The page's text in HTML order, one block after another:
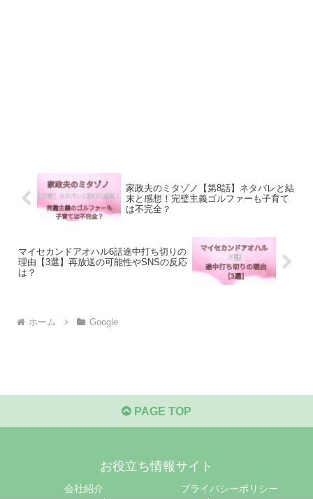
家政夫のミタゾノ【第8話】ネタバレと結
末と感想！完璧主義ゴルファーも子育て
は不完全？
マイセカンドアオハル6話途中打ち切りの
理由【3選】再放送の可能性やSNSの反応
は？
ホーム Google
PAGE TOP
お役立ち情報サイト
会社紹介 プライバシーポリシー